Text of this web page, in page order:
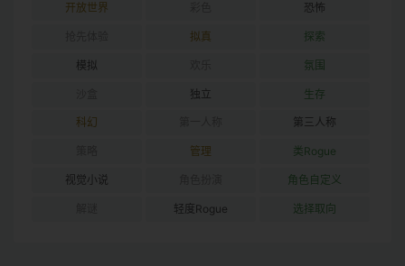
开放世界 恐怖
拟真 探索
模拟 氛围
独立 生存
科幻 第三人称
管理 类Rogue
视觉小说 角色自定义
轻度Rogue 选择取向